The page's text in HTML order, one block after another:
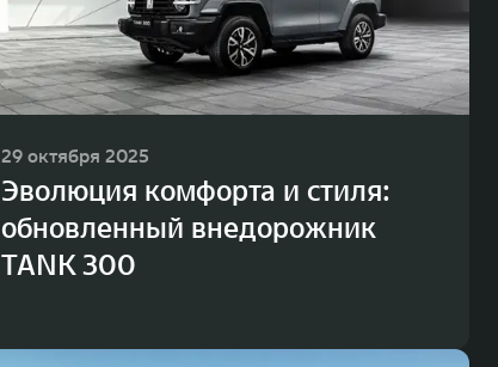
29 октября 2025
Эволюция комфорта и стиля:
обновленный внедорожник
TANK 300